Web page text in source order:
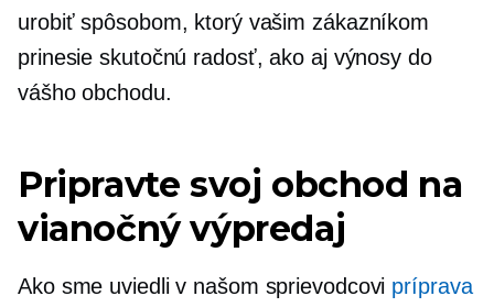
urobiť spôsobom, ktorý vašim zákazníkom
prinesie skutočnú radosť, ako aj výnosy do
vášho obchodu.
Pripravte svoj obchod na
vianočný výpredaj
Ako sme uviedli v našom sprievodcovi príprava